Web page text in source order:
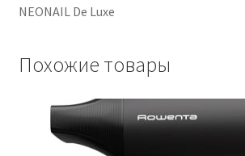
NEONAIL De Luxe
Похожие товары